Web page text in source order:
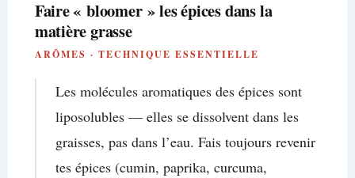
Faire « bloomer » les épices dans la
matière grasse
ARÔMES · TECHNIQUE ESSENTIELLE
Les molécules aromatiques des épices sont
liposolubles — elles se dissolvent dans les
graisses, pas dans l’eau. Fais toujours revenir
tes épices (cumin, paprika, curcuma,